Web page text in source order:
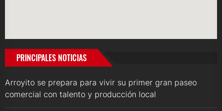
PRINCIPALES NOTICIAS
Arroyito se prepara para vivir su primer gran paseo
comercial con talento y producción local